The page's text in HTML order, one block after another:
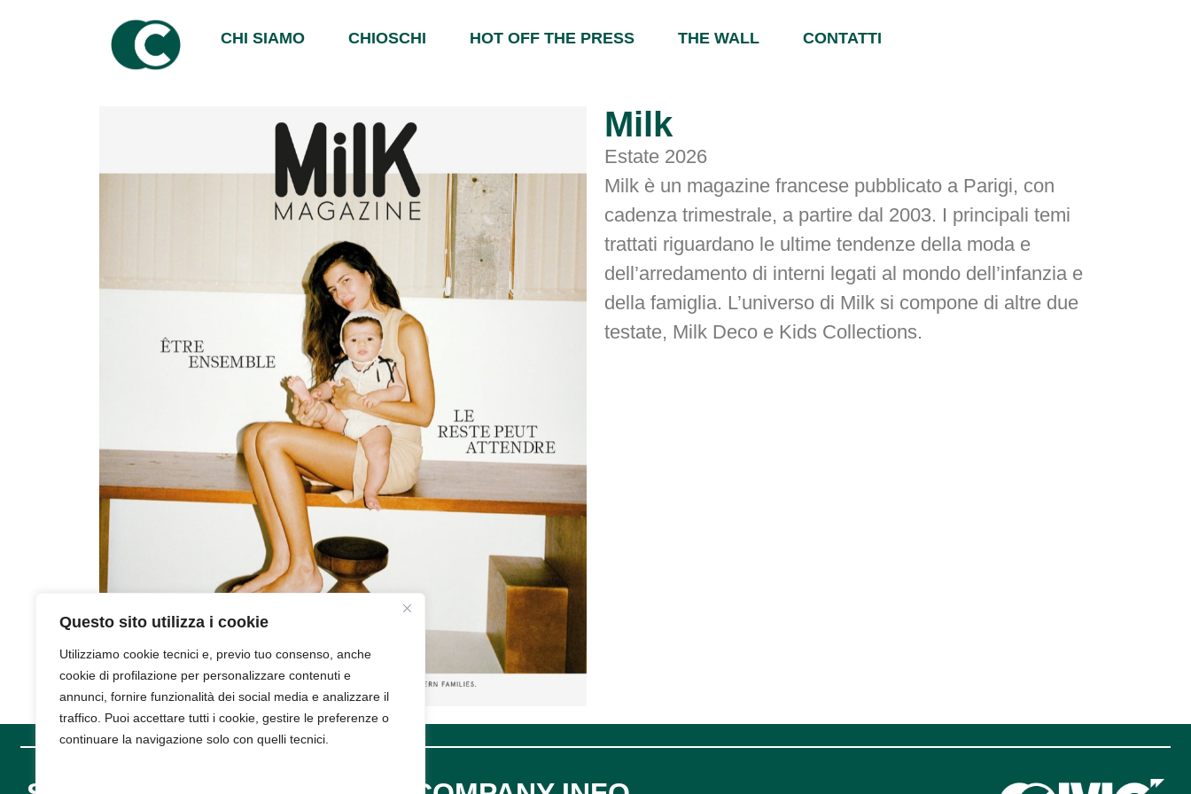
Questo sito utilizza i cookie
Utilizziamo cookie tecnici e, previo tuo consenso, anche
cookie di profilazione per personalizzare contenuti e
annunci, fornire funzionalità dei social media e analizzare il
traffico. Puoi accettare tutti i cookie, gestire le preferenze o
continuare la navigazione solo con quelli tecnici.
CHI SIAMO CHIOSCHI HOT OFF THE PRESS THE WALL CONTATTI
Milk
Estate 2026
Milk è un magazine francese pubblicato a Parigi, con
cadenza trimestrale, a partire dal 2003. I principali temi
trattati riguardano le ultime tendenze della moda e
dell’arredamento di interni legati al mondo dell’infanzia e
della famiglia. L’universo di Milk si compone di altre due
testate, Milk Deco e Kids Collections.